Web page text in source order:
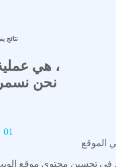
نتائج
SEO هي عملية متجددة ،
نحن
01
الموقع
في تحسين محتوى موقع